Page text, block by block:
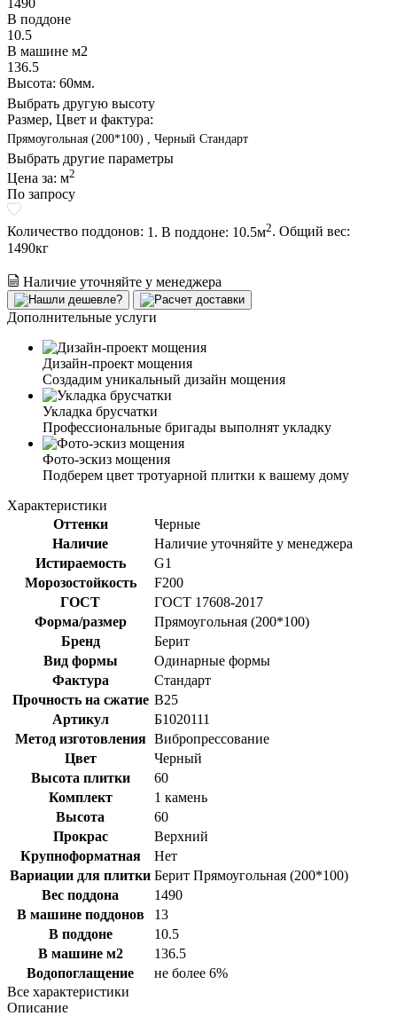
В поддоне
10.5
В машине м2
136.5
Высота: 60мм.
Выбрать другую высоту
Размер, Цвет и фактура:
Прямоугольная (200*100) , Черный Стандарт
Выбрать другие параметры
Цена за: м2
По запросу
Количество поддонов: 1. В поддоне: 10.5м2. Общий вес:
1490кг
Наличие уточняйте у менеджера
Дополнительные услуги
Дизайн-проект мощения
Создадим уникальный дизайн мощения
Укладка брусчатки
Профессиональные бригады выполнят укладку
Фото-эскиз мощения
Подберем цвет тротуарной плитки к вашему дому
Характеристики
Оттенки
Черные
Наличие
Наличие уточняйте у менеджера
Истираемость
G1
Морозостойкость
F200
ГОСТ
ГОСТ 17608-2017
Форма/размер
Прямоугольная (200*100)
Бренд
Берит
Вид формы
Одинарные формы
Фактура
Стандарт
Прочность на сжатие B25
Артикул
Б1020111
Метод изготовления Вибропрессование
Цвет
Черный
Высота плитки
60
Комплект
1 камень
Высота
60
Прокрас
Верхний
Крупноформатная
Нет
Вариации для плитки Берит Прямоугольная (200*100)
Вес поддона
1490
В машине поддонов
13
В поддоне
10.5
В машине м2
136.5
Водопоглащение
не более 6%
Все характеристики
Описание